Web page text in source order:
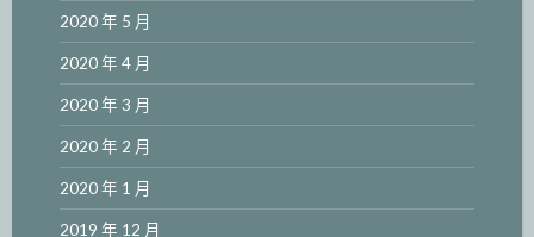
2020 年 5 月
2020 年 4 月
2020 年 3 月
2020 年 2 月
2020 年 1 月
2019 年 12 月